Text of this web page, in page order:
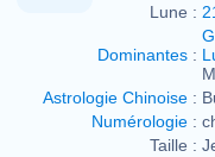
Lune :
Dominantes :
Astrologie Chinoise :
Numérologie :
Taille :